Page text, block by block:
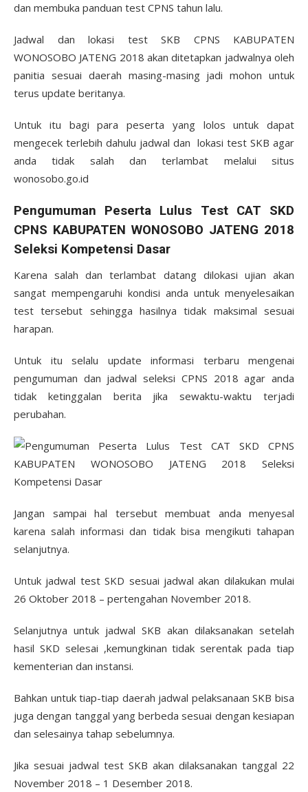
dan membuka panduan test CPNS tahun lalu.
Jadwal dan lokasi test SKB CPNS KABUPATEN
WONOSOBO JATENG 2018 akan ditetapkan jadwalnya oleh
panitia sesuai daerah masing-masing jadi mohon untuk
terus update beritanya.
Untuk itu bagi para peserta yang lolos untuk dapat
mengecek terlebih dahulu jadwal dan lokasi test SKB agar
anda tidak salah dan terlambat melalui situs
wonosobo.go.id
Pengumuman Peserta Lulus Test CAT SKD
CPNS KABUPATEN WONOSOBO JATENG 2018
Seleksi Kompetensi Dasar
Karena salah dan terlambat datang dilokasi ujian akan
sangat mempengaruhi kondisi anda untuk menyelesaikan
test tersebut sehingga hasilnya tidak maksimal sesuai
harapan.
Untuk itu selalu update informasi terbaru mengenai
pengumuman dan jadwal seleksi CPNS 2018 agar anda
tidak ketinggalan berita jika sewaktu-waktu terjadi
perubahan.
Jangan sampai hal tersebut membuat anda menyesal
karena salah informasi dan tidak bisa mengikuti tahapan
selanjutnya.
Untuk jadwal test SKD sesuai jadwal akan dilakukan mulai
26 Oktober 2018 – pertengahan November 2018.
Selanjutnya untuk jadwal SKB akan dilaksanakan setelah
hasil SKD selesai ,kemungkinan tidak serentak pada tiap
kementerian dan instansi.
Bahkan untuk tiap-tiap daerah jadwal pelaksanaan SKB bisa
juga dengan tanggal yang berbeda sesuai dengan kesiapan
dan selesainya tahap sebelumnya.
Jika sesuai jadwal test SKB akan dilaksanakan tanggal 22
November 2018 – 1 Desember 2018.